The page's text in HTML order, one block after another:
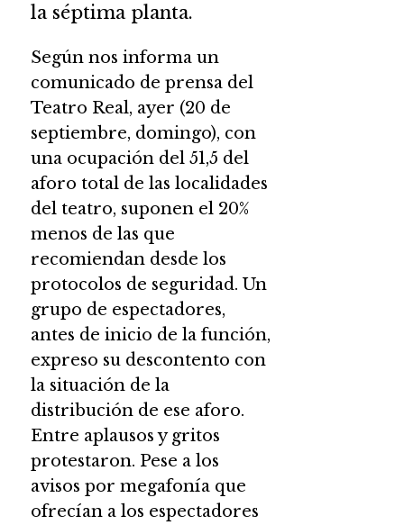
la séptima planta.
Según nos informa un
comunicado de prensa del
Teatro Real, ayer (20 de
septiembre, domingo), con
una ocupación del 51,5 del
aforo total de las localidades
del teatro, suponen el 20%
menos de las que
recomiendan desde los
protocolos de seguridad. Un
grupo de espectadores,
antes de inicio de la función,
expreso su descontento con
la situación de la
distribución de ese aforo.
Entre aplausos y gritos
protestaron. Pese a los
avisos por megafonía que
ofrecían a los espectadores